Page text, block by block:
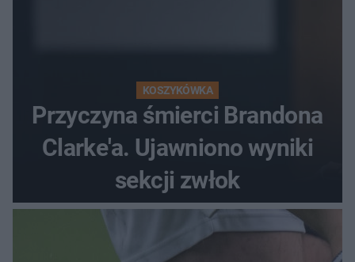
KOSZYKÓWKA
Przyczyna śmierci Brandona
Clarke'a. Ujawniono wyniki
sekcji zwłok